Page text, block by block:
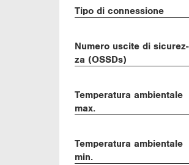
Tipo di con­nes­sio­ne
Nu­me­ro usci­te di si­cu­rez­
za (OSSDs)
Tem­pe­ra­tu­ra am­bien­ta­le
max.
Tem­pe­ra­tu­ra am­bien­ta­le
min.